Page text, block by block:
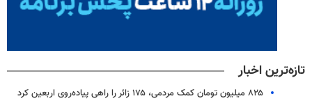
تازه‌ترین اخبار
۸۲۵ میلیون تومان کمک مردمی، ۱۷۵ زائر را راهی پیاده‌روی اربعین کرد